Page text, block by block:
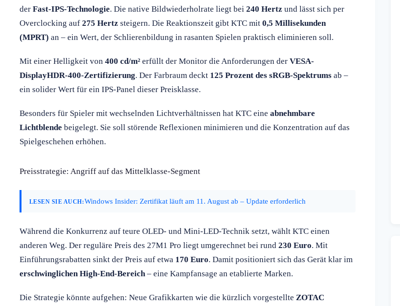
der Fast-IPS-Technologie. Die native Bildwiederholrate liegt bei 240 Hertz und lässt sich per
Overclocking auf 275 Hertz steigern. Die Reaktionszeit gibt KTC mit 0,5 Millisekunden
(MPRT) an – ein Wert, der Schlierenbildung in rasanten Spielen praktisch eliminieren soll.
Mit einer Helligkeit von 400 cd/m² erfüllt der Monitor die Anforderungen der VESA-
DisplayHDR-400-Zertifizierung. Der Farbraum deckt 125 Prozent des sRGB-Spektrums ab –
ein solider Wert für ein IPS-Panel dieser Preisklasse.
Besonders für Spieler mit wechselnden Lichtverhältnissen hat KTC eine abnehmbare
Lichtblende beigelegt. Sie soll störende Reflexionen minimieren und die Konzentration auf das
Spielgeschehen erhöhen.
Preisstrategie: Angriff auf das Mittelklasse-Segment
LESEN SIE AUCH:Windows Insider: Zertifikat läuft am 11. August ab – Update erforderlich
Während die Konkurrenz auf teure OLED- und Mini-LED-Technik setzt, wählt KTC einen
anderen Weg. Der reguläre Preis des 27M1 Pro liegt umgerechnet bei rund 230 Euro. Mit
Einführungsrabatten sinkt der Preis auf etwa 170 Euro. Damit positioniert sich das Gerät klar im
erschwinglichen High-End-Bereich – eine Kampfansage an etablierte Marken.
Die Strategie könnte aufgehen: Neue Grafikkarten wie die kürzlich vorgestellte ZOTAC